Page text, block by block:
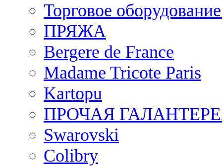
Торговое
ПРЯЖА
Bergere de France
Madame Tricote Paris
Kartopu
ПРОЧАЯ
Swarovski
Colibry